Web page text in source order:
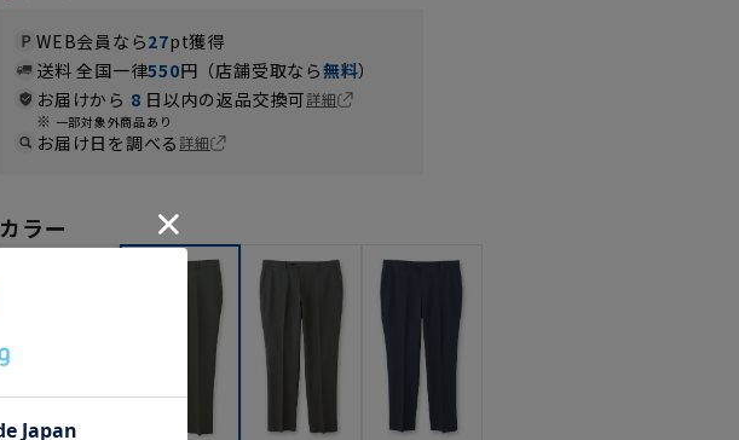
WEB会員なら27pt獲得
送料 全国一律550円（店舗受取なら無料）
お届けから 8 日以内の返品交換可詳細
一部対象外商品あり
お届け日を調べる詳細
カラー